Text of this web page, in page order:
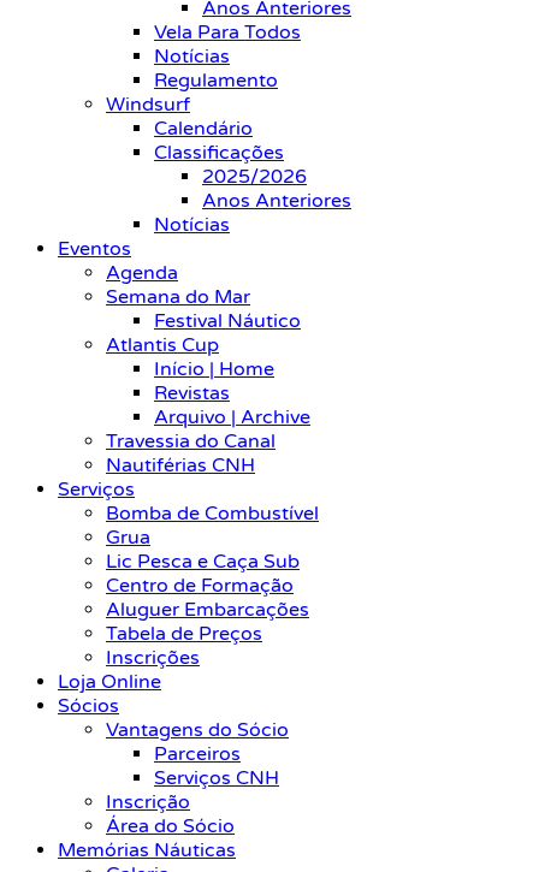
Anos Anteriores
Vela Para Todos
Notícias
Regulamento
Windsurf
Calendário
Classificações
2025/2026
Anos Anteriores
Notícias
Eventos
Agenda
Semana do Mar
Festival Náutico
Atlantis Cup
Início | Home
Revistas
Arquivo | Archive
Travessia do Canal
Nautiférias CNH
Serviços
Bomba de Combustível
Grua
Lic Pesca e Caça Sub
Centro de Formação
Aluguer Embarcações
Tabela de Preços
Inscrições
Loja Online
Sócios
Vantagens do Sócio
Parceiros
Serviços CNH
Inscrição
Área do Sócio
Memórias Náuticas